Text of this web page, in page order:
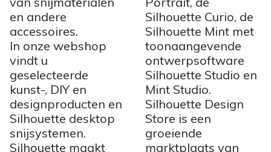
en andere
accessoires.
In onze webshop
vindt u
geselecteerde
kunst-, DIY en
designproducten en
Silhouette desktop
snijsystemen.
Silhouette maakt
Silhouette Curio, de
Silhouette Mint met
toonaangevende
ontwerpsoftware
Silhouette Studio en
Mint Studio.
Silhouette Design
Store is een
groeiende
marktplaats van